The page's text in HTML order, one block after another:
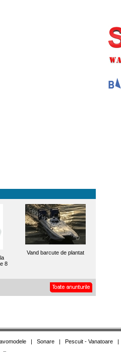
8
Vand barcute de plantat
| Sonare| Pescuit - Vanatoare|